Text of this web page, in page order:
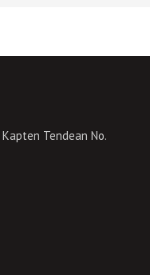
Tendean No.